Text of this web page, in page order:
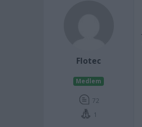
Flotec
Medlem
72
1